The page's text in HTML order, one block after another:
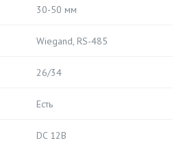
30-50 мм
Wiegand, RS-485
26/34
Есть
DC 12В